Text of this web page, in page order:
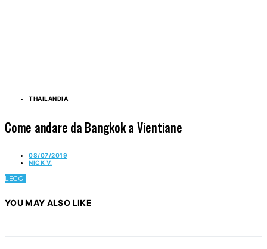
THAILANDIA
Come andare da Bangkok a Vientiane
08/07/2019
NICK V.
LEGGI
YOU MAY ALSO LIKE